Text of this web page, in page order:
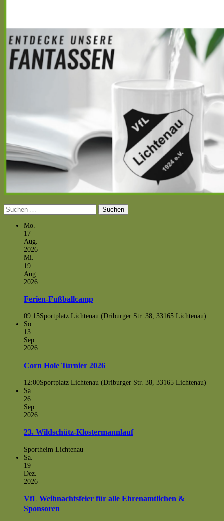
Suchen
nach:
Mo.
17
Aug.
2026
Mi.
19
Aug.
2026
Ferien-Fußballcamp
09:15Sportplatz Lichtenau (Driburger Str. 38, 33165 Lichtenau)
So.
13
Sep.
2026
Corn Hole Turnier 2026
12:00Sportplatz Lichtenau (Driburger Str. 38, 33165 Lichtenau)
Sa.
26
Sep.
2026
23. Wildschütz-Klostermannlauf
Sportheim Lichtenau
Sa.
19
Dez.
2026
VfL Weihnachtsfeier für alle Ehrenamtlichen &
Sponsoren